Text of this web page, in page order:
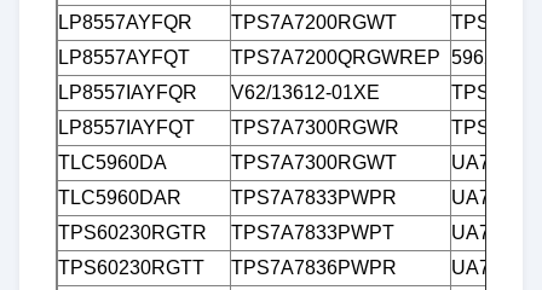
LP8557AYFQR TPS7A7200RGWT
LP8557AYFQT
TPS7A7200QRGWREP
LP8557IAYFQR
V62/13612-01XE
LP8557IAYFQT
TPS7A7300RGWR
TLC5960DA
TPS7A7300RGWT
UA723CD
TLC5960DAR
TPS7A7833PWPR
TPS60230RGTR
TPS7A7833PWPT
UA723CN
TPS60230RGTT
TPS7A7836PWPR